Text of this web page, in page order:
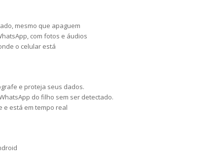
mesmo que apaguem
com fotos e áudios
o celular está
e proteja seus dados.
do filho sem ser detectado.
e está em tempo real